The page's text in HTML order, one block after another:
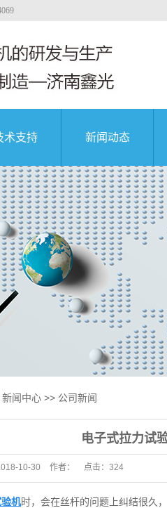
术支持 新闻动态
公司新闻
行业新闻
解决方案
试验机视频
工程质量
航天科技集团
大专院校
中国航天科技集团
新闻中心 >> 公司新闻
电子式拉力试
10-30 作者： 点击： 324
机时，会在丝杆的问题上纠结很久